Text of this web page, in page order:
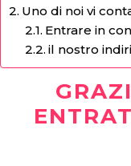
Uno di noi vi
Entrare in
il nostro